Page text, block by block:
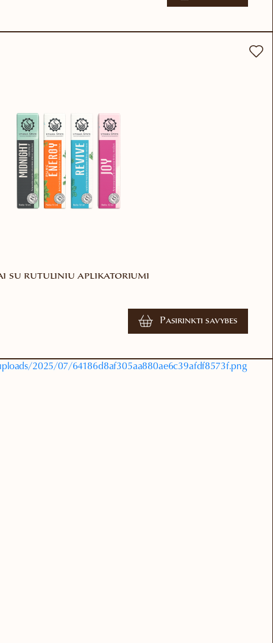
su rutuliniu aplikatoriumi
Pasirinkti savybes